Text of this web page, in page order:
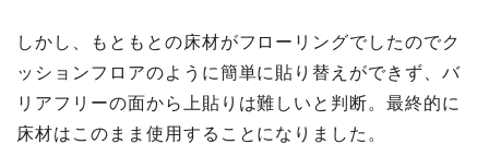
しかし、もともとの床材がフローリングでしたのでク
ッションフロアのように簡単に貼り替えができず、バ
リアフリーの面から上貼りは難しいと判断。最終的に
床材はこのまま使用することになりました。